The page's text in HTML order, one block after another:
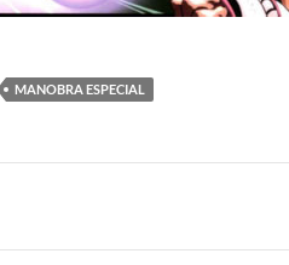
MANOBRA ESPECIAL